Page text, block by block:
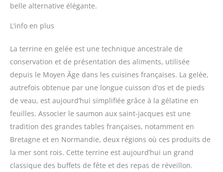
belle alternative élégante.
L’info en plus
La terrine en gelée est une technique ancestrale de
conservation et de présentation des aliments, utilisée
depuis le Moyen Âge dans les cuisines françaises. La gelée,
autrefois obtenue par une longue cuisson d’os et de pieds
de veau, est aujourd’hui simplifiée grâce à la gélatine en
feuilles. Associer le saumon aux saint-jacques est une
tradition des grandes tables françaises, notamment en
Bretagne et en Normandie, deux régions où ces produits de
la mer sont rois. Cette terrine est aujourd’hui un grand
classique des buffets de fête et des repas de réveillon.